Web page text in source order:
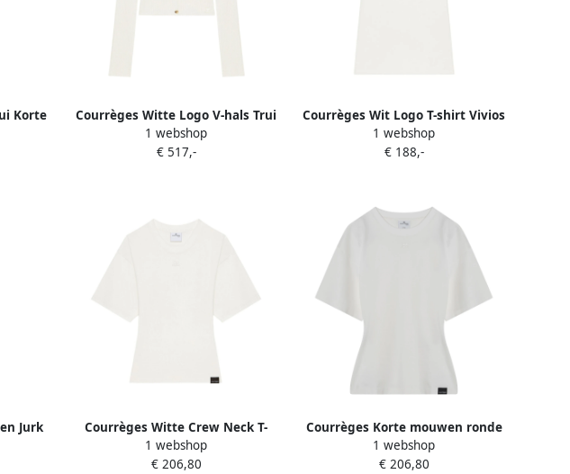
Korte
Courrèges Witte Logo V-hals Trui
White Dames
1 webshop
€ 517,-
Courrèges Wit Logo T-shirt Vivios
Marino White Dames
1 webshop
€ 188,-
Jurk
Courrèges Witte Crew Neck T-
shirts en Polos White Dames
1 webshop
€ 206,80
Courrèges Korte mouwen ronde
hals T-shirt White Dames
1 webshop
€ 206,80